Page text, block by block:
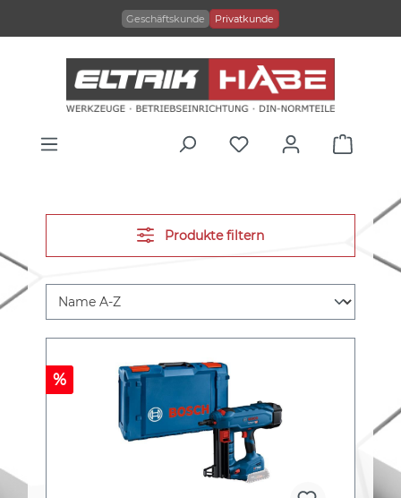
Geschäftskunde Privatkunde
Produkte filtern
%